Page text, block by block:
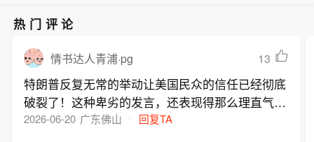
热门评论
情书达人青浦·pg 13
特朗普反复无常的举动让美国民众的信任已经彻底
破裂了！这种卑劣的发言，还表现得那么理直气
壮！简直跟狗一样说变脸就变脸，完全没有一点信
2026-06-20 广东佛山 回复TA